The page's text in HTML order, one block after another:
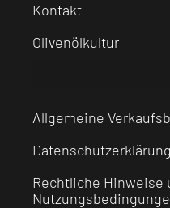
Kontakt
Olivenölkultur
Allgemeine
Datenschutzerklärung
Rechtliche Hinweise